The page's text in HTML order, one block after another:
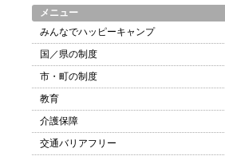
メニュー
みんなでハッピーキャンプ
国／県の制度
市・町の制度
教育
介護保障
交通バリアフリー